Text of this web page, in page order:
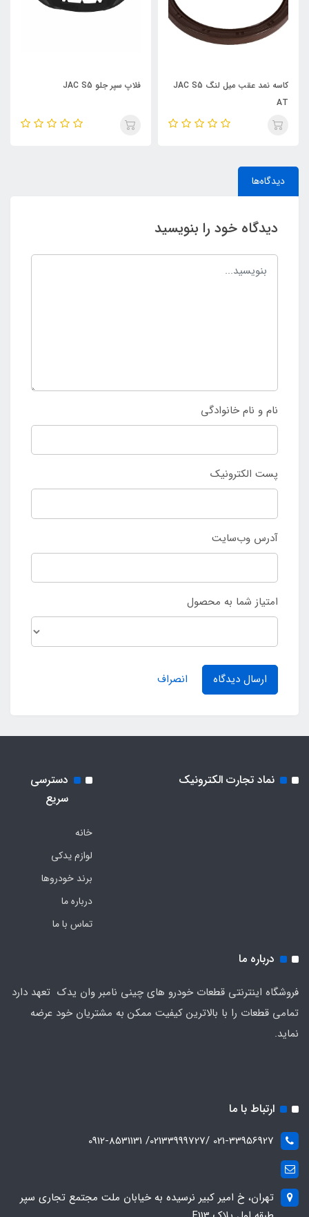
کاسه نمد عقب میل لنگ JAC S5 فلاپ سپر جلو JAC S5 تسمه کولر JAC J5 AT
دیدگاه‌ها
دیدگاه خود را بنویسید
نام و نام خانوادگی
پست الکترونیک
آدرس وب‌سایت
امتیاز شما به محصول
ارسال دیدگاه انصراف
نماد تجارت الکترونیک
دسترسی
سریع
خانه
لوازم یدکی
برند خودروها
درباره ما
تماس با ما
درباره ما
فروشگاه اینترنتی قطعات خودرو های چینی نامبر وان یدک تعهد دارد
تمامی قطعات را با بالاترین کیفیت ممکن به مشتریان خود عرضه
نماید.
ارتباط با ما
021-33956927 /02133999727/ 0912-8531131
تهران، خ امیر کبیر نرسیده به خیابان ملت مجتمع تجاری سپر